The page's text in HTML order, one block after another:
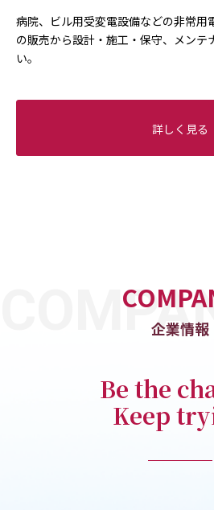
病院、ビル用受変電設備などの非常用
の販売から設計・施工・保守、メンテ
い。
詳しく見る
企業情報
Be the
Keep